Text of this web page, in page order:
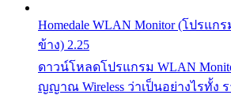
Homedale WLAN Monitor (โปรแ
ข้าง) 2.25
ดาวน์โหลดโปรแกรม WLAN
ญญาณ Wireless ว่าเป็นอย่างไรทั้ง